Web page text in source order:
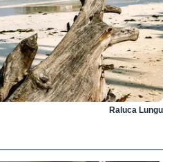
Raluca Lungu